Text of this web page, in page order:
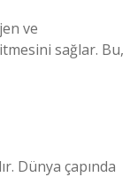
ve
sağlar. Bu,
Dünya çapında